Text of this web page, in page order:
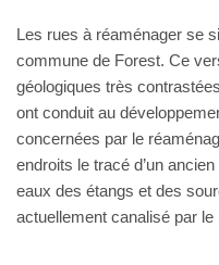
Les rues à réaménager se
commune de Forest. Ce
géologiques très
ont conduit au
concernées par le
endroits le tracé d’un
eaux des étangs et des
actuellement canalisé par le